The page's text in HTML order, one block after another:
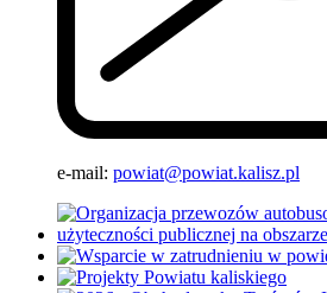
e-mail: powiat@powiat.kalisz.pl